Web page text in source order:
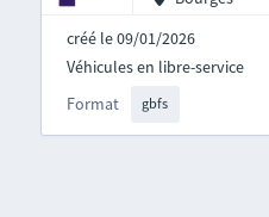
créé le 09/01/2026
Format gbfs
Véhicules en libre-service